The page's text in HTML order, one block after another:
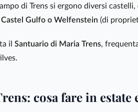
di Trens si ergono diversi castelli,
Castel Gulfo o Welfenstein (di
il Santuario di Maria Trens,
cosa fare in